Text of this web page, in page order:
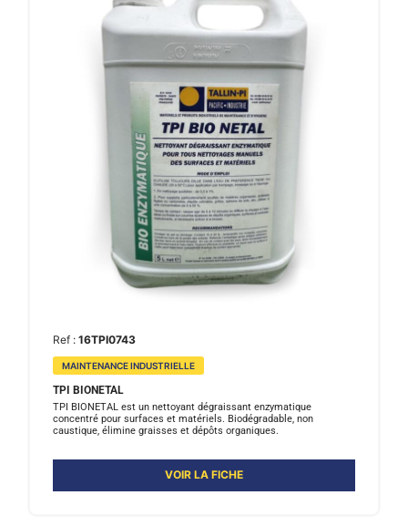
Ref : 16TPI0743
MAINTENANCE INDUSTRIELLE
TPI BIONETAL
TPI BIONETAL est un nettoyant dégraissant enzymatique
concentré pour surfaces et matériels. Biodégradable, non
caustique, élimine graisses et dépôts organiques.
VOIR LA FICHE